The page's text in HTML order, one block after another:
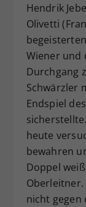
Hendrik
Olivetti
Wiener und
Durchgang
Schwärzler
Endspiel
heute
bewahren
Doppel
Oberleitner.
nicht gegen